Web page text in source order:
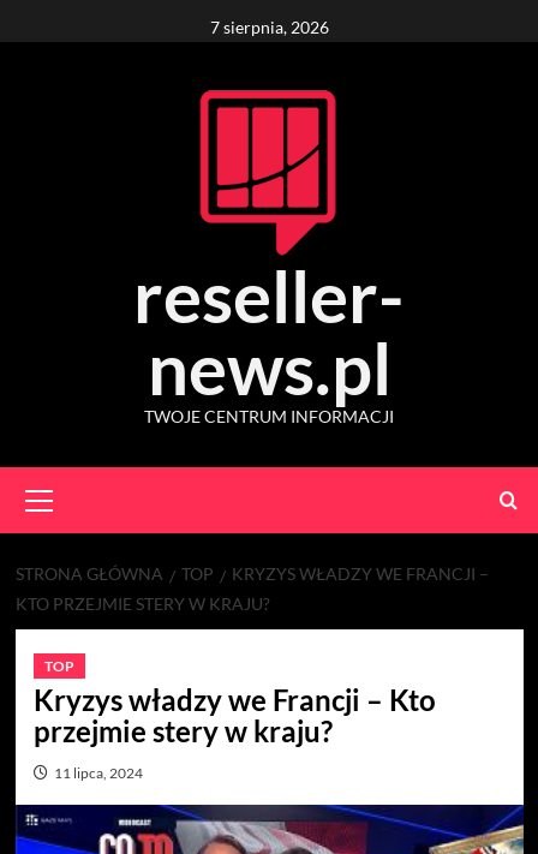
to
7 sierpnia, 2026
reseller-
news.pl
TWOJE CENTRUM INFORMACJI
Menu
STRONA GŁÓWNA TOP
KRYZYS WŁADZY WE FRANCJI –
KTO PRZEJMIE STERY W KRAJU?
TOP
Kryzys władzy we Francji – Kto
przejmie stery w kraju?
11 lipca, 2024